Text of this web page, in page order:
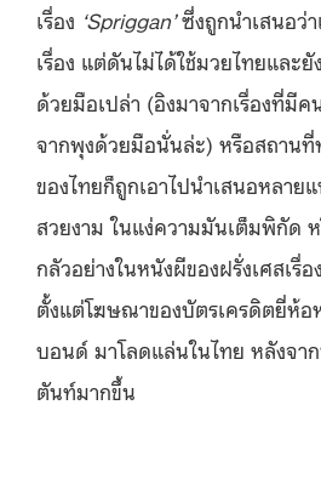
เรื่อง ‘Spriggan’ซึ่งถูกนำเสนอว่
เรื่อง แต่ดันไม่ได้ใช้มวยไทยและ
ด้วยมือเปล่า (อิงมาจากเรื่องที่มี
จากพุงด้วยมือนั่นล่ะ) หรือสถานที่
ของไทยก็ถูกเอาไปนำเสนอหลาย
สวยงาม ในแง่ความมันเต็มพิกัด
กลัวอย่างในหนังผีของฝรั่งเศสเรื่อง
ตั้งแต่โฆษณาของบัตรเครดิตยี่ห้อ
บอนด์ มาโลดแล่นในไทย หลังจา
ตันท์มากขึ้น